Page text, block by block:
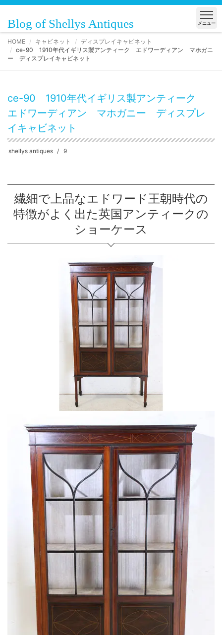
Blog of Shellys Antiques メニュー
HOME キャビネット
ディスプレイキャビネット
ce-90 1910年代イギリス製アンティーク エドワーディアン マホガニ
ー ディスプレイキャビネット
ce-90 1910年代イギリス製アンティーク
エドワーディアン マホガニー ディスプレ
イキャビネット
shellys antiques 9
繊細で上品なエドワード王朝時代の
特徴がよく出た英国アンティークの
ショーケース